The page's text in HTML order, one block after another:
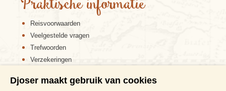
oceaan. De weg is druk met vrachtverkeer voor Dar es
Salaam. We rijden vandaag naar de rand van het
Mikumi nationaal park, gesitueerd aan de voet van het
Uluguru gebergte. Mikumi is Tanzania vier na grootste
park. In de namiddag maken we hier met onze eigen
truck een 'gamedrive' waarbij we wellicht zebra's,
giraffen, olifanten, buffels en nijlpaarden kunnen
waarnemen.
Reisvoorwaarden
Veelgestelde vragen
Trefwoorden
Verzekeringen
Disclaimer
Djoser maakt gebruik van cookies